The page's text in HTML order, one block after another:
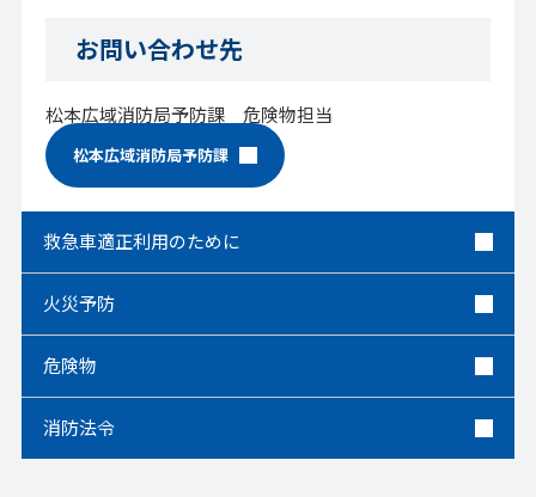
お問い合わせ先
松本広域消防局予防課 危険物担当
松本広域消防局予防課
救急車適正利用のために
火災予防
危険物
消防法令